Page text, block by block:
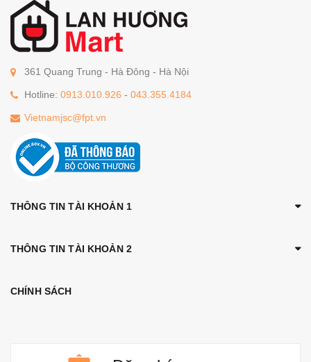
361 Quang Trung - Hà Đông - Hà Nội
Hotline: 0913.010.926 - 043.355.4184
Vietnamjsc@fpt.vn
THÔNG TIN TÀI KHOẢN 1
THÔNG TIN TÀI KHOẢN 2
CHÍNH SÁCH